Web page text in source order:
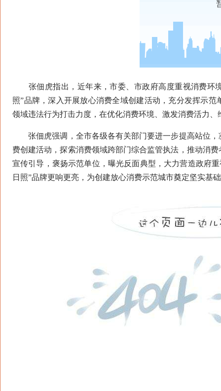
张佃虎指出，近年来，市委、市政府高度重视消费环
照”品牌，深入开展放心消费全域创建活动，充分发挥示
领域违法行为打击力度，在优化消费环境、激发消费活力
张佃虎强调，全市各级各有关部门要进一步提高站位，
费创建活动，探索消费领域跨部门综合监管执法，推动消
宣传引导，褒扬示范单位，曝光反面典型，大力营造政府
日照”品牌更响更亮，为创建放心消费示范城市奠定坚实基